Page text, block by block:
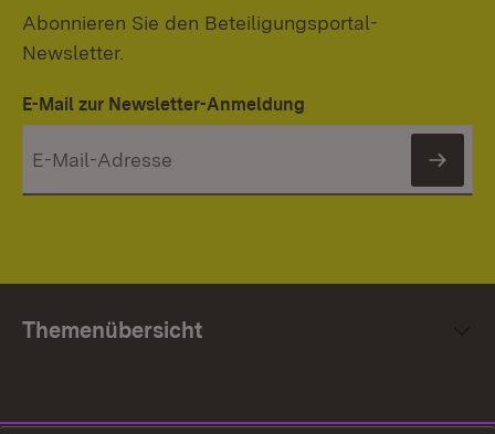
Abonnieren Sie den Beteiligungsportal-
Newsletter.
E-Mail zur Newsletter-Anmeldung
Themenübersicht